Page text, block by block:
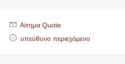
Αίτημα Quote
υπεύθυνο περιεχόμενο